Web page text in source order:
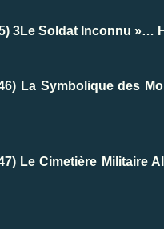
3Le Soldat Inconnu »…
La Symbolique des
Le Cimetière Militaire